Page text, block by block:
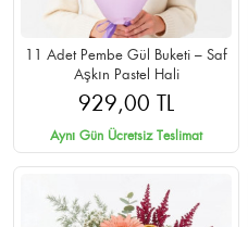
11 Adet Pembe Gül Buketi – Saf
Aşkın Pastel Hali
929,00 TL
Aynı Gün Ücretsiz Teslimat